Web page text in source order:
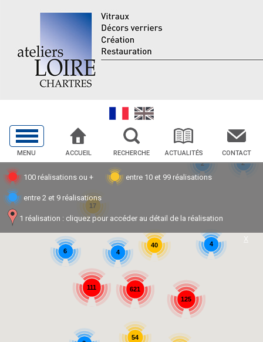
MENU ACCUEIL RECHERCHE ACTUALITÉS CONTACT
621
125
40
54
111
2 2
4
17
6 4
100 réalisations ou + entre 10 et 99 réalisations
entre 2 et 9 réalisations
1 réalisation : cliquez pour accéder au détail de la réalisation
X